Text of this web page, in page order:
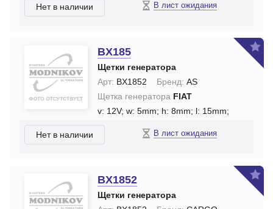
Нет в наличии В лист ожидания
BX185
Щетки генератора
Арт: BX1852 Бренд: AS
Щетка генератора FIAT
v: 12V; w: 5mm; h: 8mm; l: 15mm;
Нет в наличии В лист ожидания
BX1852
Щетки генератора